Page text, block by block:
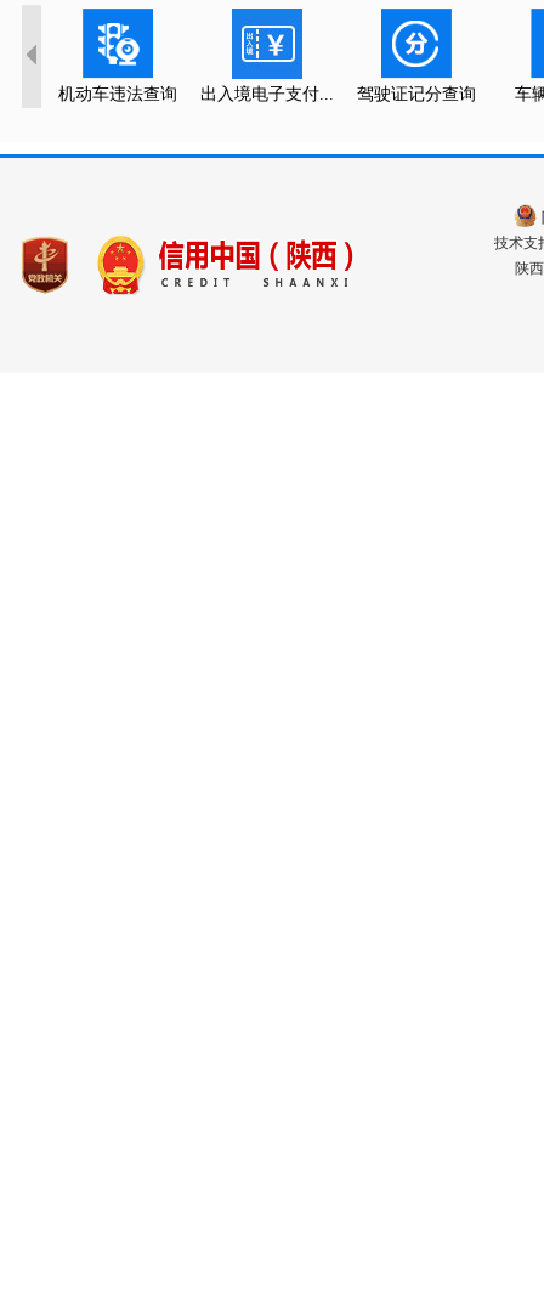
机动车违法查询 出入境电子支付... 驾驶证记分查询 车
技术支
陕